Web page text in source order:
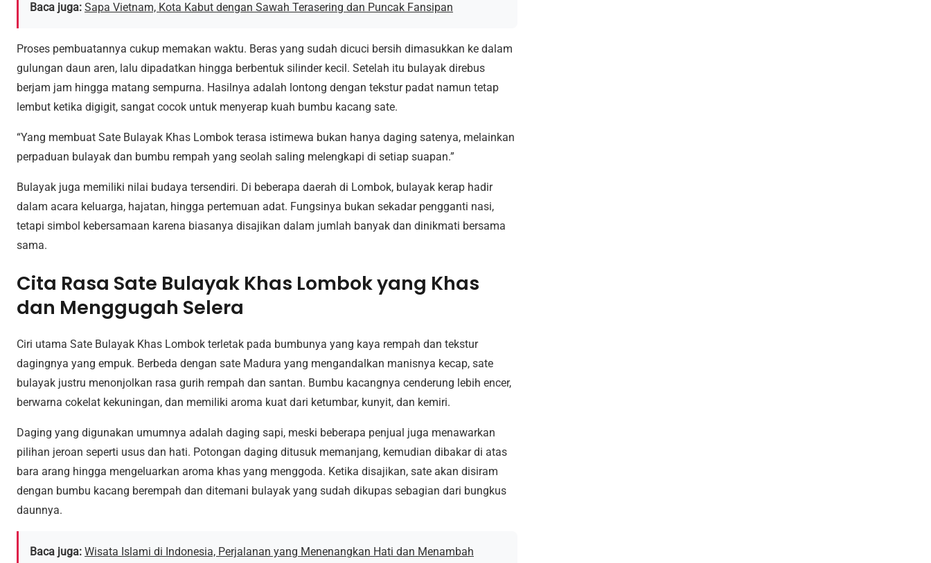
Baca juga: Sapa Vietnam, Kota Kabut dengan Sawah Terasering dan Puncak Fansipan
Proses pembuatannya cukup memakan waktu. Beras yang sudah dicuci bersih dimasukkan ke dalam
gulungan daun aren, lalu dipadatkan hingga berbentuk silinder kecil. Setelah itu bulayak direbus
berjam jam hingga matang sempurna. Hasilnya adalah lontong dengan tekstur padat namun tetap
lembut ketika digigit, sangat cocok untuk menyerap kuah bumbu kacang sate.
“Yang membuat Sate Bulayak Khas Lombok terasa istimewa bukan hanya daging satenya, melainkan
perpaduan bulayak dan bumbu rempah yang seolah saling melengkapi di setiap suapan.”
Bulayak juga memiliki nilai budaya tersendiri. Di beberapa daerah di Lombok, bulayak kerap hadir
dalam acara keluarga, hajatan, hingga pertemuan adat. Fungsinya bukan sekadar pengganti nasi,
tetapi simbol kebersamaan karena biasanya disajikan dalam jumlah banyak dan dinikmati bersama
sama.
Cita Rasa Sate Bulayak Khas Lombok yang Khas
dan Menggugah Selera
Ciri utama Sate Bulayak Khas Lombok terletak pada bumbunya yang kaya rempah dan tekstur
dagingnya yang empuk. Berbeda dengan sate Madura yang mengandalkan manisnya kecap, sate
bulayak justru menonjolkan rasa gurih rempah dan santan. Bumbu kacangnya cenderung lebih encer,
berwarna cokelat kekuningan, dan memiliki aroma kuat dari ketumbar, kunyit, dan kemiri.
Daging yang digunakan umumnya adalah daging sapi, meski beberapa penjual juga menawarkan
pilihan jeroan seperti usus dan hati. Potongan daging ditusuk memanjang, kemudian dibakar di atas
bara arang hingga mengeluarkan aroma khas yang menggoda. Ketika disajikan, sate akan disiram
dengan bumbu kacang berempah dan ditemani bulayak yang sudah dikupas sebagian dari bungkus
daunnya.
Baca juga: Wisata Islami di Indonesia, Perjalanan yang Menenangkan Hati dan Menambah